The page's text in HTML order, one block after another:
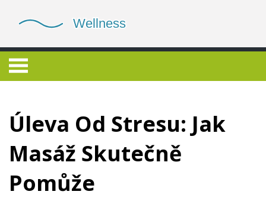
Úleva Od Stresu: Jak
Masáž Skutečně
Pomůže